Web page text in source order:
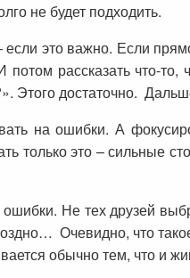
не будет подходить.
это важно. Если
рассказать что-
Этого достаточно.
на ошибки. А
только это – сильные
Не тех друзей
Очевидно, что
обычно тем, что и